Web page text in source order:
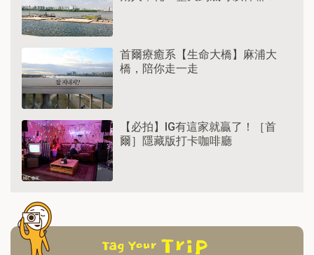
首爾療癒系【生命大橋】麻浦大
橋，陪你走一走
【必拍】IG有這家就贏了！［首
爾］隱藏版打卡咖啡廳